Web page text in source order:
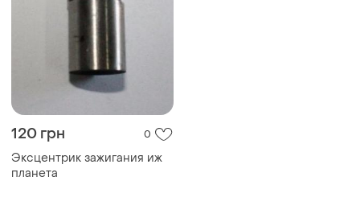
120 грн 0
Эксцентрик зажигания иж
планета